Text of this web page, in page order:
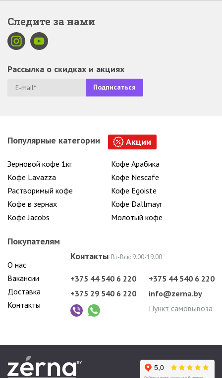
Следите за нами
Рассылка о скидках и акциях
Популярные категории Акции
Зерновой кофе 1кг
Кофе Арабика
Кофе Lavazza
Кофе Nescafe
Растворимый кофе
Кофе Egoiste
Кофе в зернах
Кофе Dallmayr
Кофе Jacobs
Молотый кофе
Покупателям
О нас
Вакансии
Доставка
Контакты
Контакты Вт-Вск: 9.00-19.00
+375 44 540 6 220
+375 29 540 6 220
+375 44 540 6 220
info@zerna.by
Пункт самовывоза